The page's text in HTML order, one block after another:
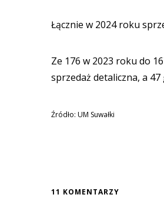
Łącznie w 2024 roku
Ze 176 w 2023 roku do
sprzedaż detaliczna, a
Źródło: UM Suwałki
11 KOMENTARZY